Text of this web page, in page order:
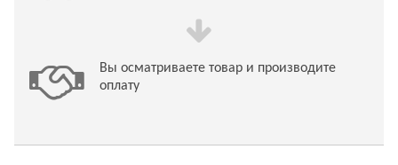
Вы осматриваете товар и производите
оплату